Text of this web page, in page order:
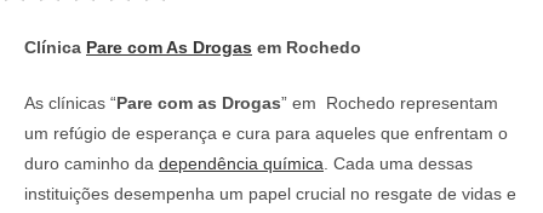
Clínica Pare com As Drogas em Rochedo
As clínicas “Pare com as Drogas” em Rochedo representam
um refúgio de esperança e cura para aqueles que enfrentam o
duro caminho da dependência química . Cada uma dessas
instituições desempenha um papel crucial no resgate de vidas e